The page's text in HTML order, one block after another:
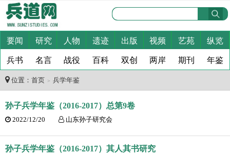
要闻 研究 人物 遗迹 出版 视频 艺苑 纵览
兵书 名言 战役 百科 双创 两岸 期刊 年鉴
位置： 首页 ＞ 兵学年鉴
孙子兵学年鉴（2016-2017）总第9卷
2022/12/20 山东孙子研究会
孙子兵学年鉴（2016-2017）其人其书研究